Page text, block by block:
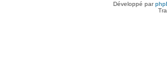
Développé par